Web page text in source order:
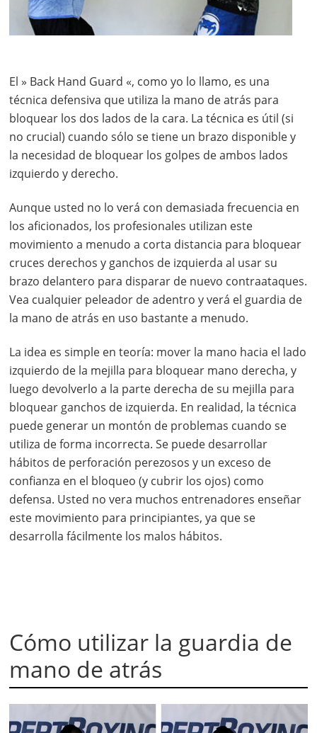
El » Back Hand Guard «, como yo lo llamo, es una
técnica defensiva que utiliza la mano de atrás para
bloquear los dos lados de la cara. La técnica es útil (si
no crucial) cuando sólo se tiene un brazo disponible y
la necesidad de bloquear los golpes de ambos lados
izquierdo y derecho.
Aunque usted no lo verá con demasiada frecuencia en
los aficionados, los profesionales utilizan este
movimiento a menudo a corta distancia para bloquear
cruces derechos y ganchos de izquierda al usar su
brazo delantero para disparar de nuevo contraataques.
Vea cualquier peleador de adentro y verá el guardia de
la mano de atrás en uso bastante a menudo.
La idea es simple en teoría: mover la mano hacia el lado
izquierdo de la mejilla para bloquear mano derecha, y
luego devolverlo a la parte derecha de su mejilla para
bloquear ganchos de izquierda. En realidad, la técnica
puede generar un montón de problemas cuando se
utiliza de forma incorrecta. Se puede desarrollar
hábitos de perforación perezosos y un exceso de
confianza en el bloqueo (y cubrir los ojos) como
defensa. Usted no vera muchos entrenadores enseñar
este movimiento para principiantes, ya que se
desarrolla fácilmente los malos hábitos.
Cómo utilizar la guardia de
mano de atrás